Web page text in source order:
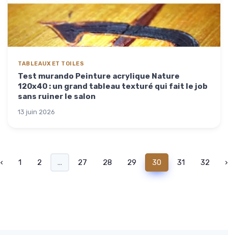
TABLEAUX ET TOILES
Test murando Peinture acrylique Nature
120x40 : un grand tableau texturé qui fait le job
sans ruiner le salon
13 juin 2026
‹ 1 2 ... 27 28 29 30 31 32 ›